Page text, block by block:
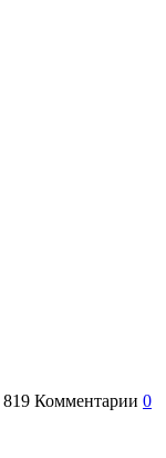
819 Комментарии 0